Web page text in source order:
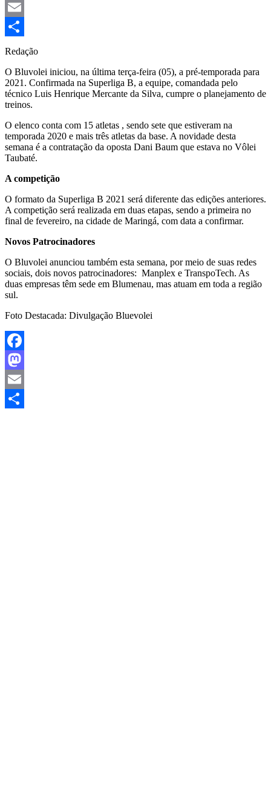
Mastodon
Email
Share
Redação
O Bluvolei iniciou, na última terça-feira (05), a pré-temporada para
2021. Confirmada na Superliga B, a equipe, comandada pelo
técnico Luis Henrique Mercante da Silva, cumpre o planejamento de
treinos.
O elenco conta com 15 atletas , sendo sete que estiveram na
temporada 2020 e mais três atletas da base. A novidade desta
semana é a contratação da oposta Dani Baum que estava no Vôlei
Taubaté.
A competição
O formato da Superliga B 2021 será diferente das edições anteriores.
A competição será realizada em duas etapas, sendo a primeira no
final de fevereiro, na cidade de Maringá, com data a confirmar.
Novos Patrocinadores
O Bluvolei anunciou também esta semana, por meio de suas redes
sociais, dois novos patrocinadores: Manplex e TranspoTech. As
duas empresas têm sede em Blumenau, mas atuam em toda a região
sul.
Foto Destacada: Divulgação Bluevolei
Facebook
Mastodon
Email